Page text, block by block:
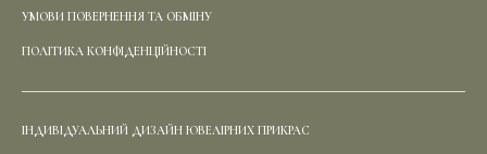
УМОВИ ПОВЕРНЕННЯ ТА ОБМІНУ
ПОЛІТИКА КОНФІДЕНЦІЙНОСТІ
ІНДИВІДУАЛЬНИЙ ДИЗАЙН ЮВЕЛІРНИХ ПРИКРАС